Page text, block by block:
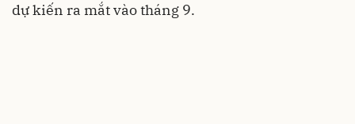
dự kiến ra mắt vào tháng 9.